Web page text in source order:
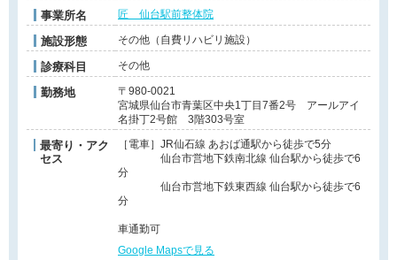
事業所名 匠 仙台駅前整体院
施設形態 その他（自費リハビリ施設）
診療科目 その他
勤務地
〒980-0021
宮城県仙台市青葉区中央1丁目7番2号 アールアイ
名掛丁2号館 3階303号室
最寄り・アク
セス
［電車］JR仙石線 あおば通駅から徒歩で5分
仙台市営地下鉄南北線 仙台駅から徒歩で6
分
仙台市営地下鉄東西線 仙台駅から徒歩で6
分
車通勤可
Google Mapsで見る